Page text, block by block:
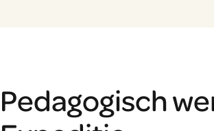
Pedagogisch